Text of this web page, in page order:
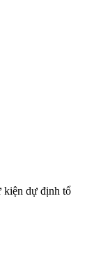
kiện dự định tổ